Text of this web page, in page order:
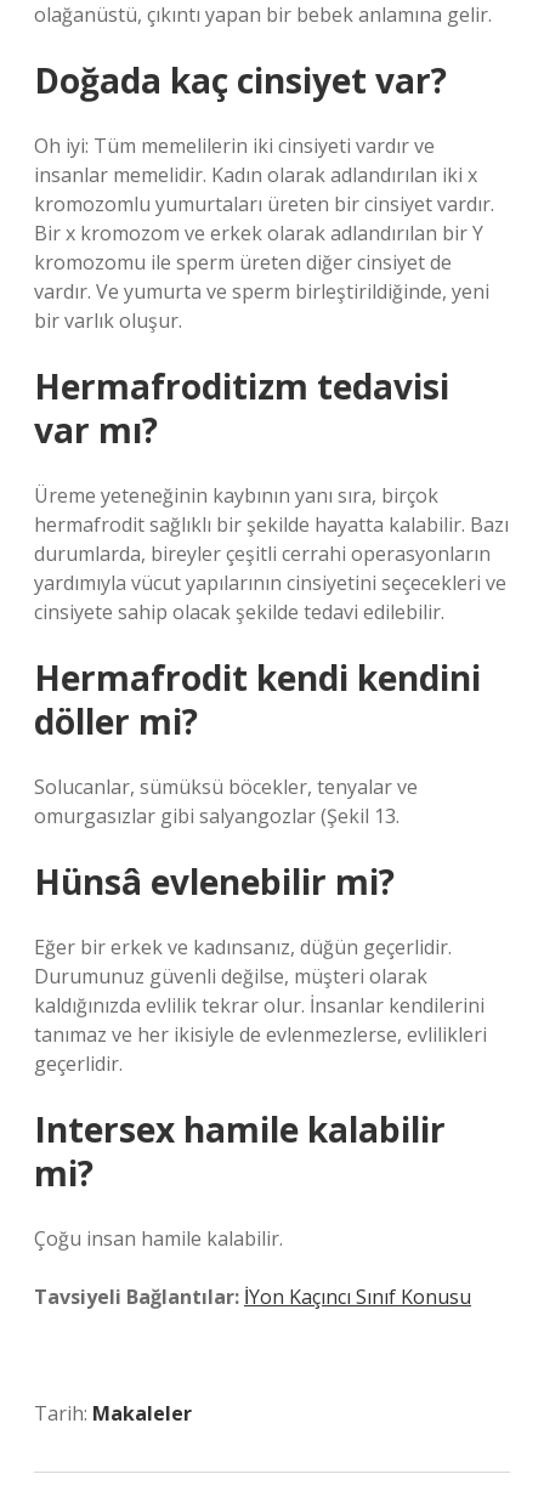
olağanüstü, çıkıntı yapan bir bebek anlamına gelir.
Doğada kaç cinsiyet var?
Oh iyi: Tüm memelilerin iki cinsiyeti vardır ve
insanlar memelidir. Kadın olarak adlandırılan iki x
kromozomlu yumurtaları üreten bir cinsiyet vardır.
Bir x kromozom ve erkek olarak adlandırılan bir Y
kromozomu ile sperm üreten diğer cinsiyet de
vardır. Ve yumurta ve sperm birleştirildiğinde, yeni
bir varlık oluşur.
Hermafroditizm tedavisi
var mı?
Üreme yeteneğinin kaybının yanı sıra, birçok
hermafrodit sağlıklı bir şekilde hayatta kalabilir. Bazı
durumlarda, bireyler çeşitli cerrahi operasyonların
yardımıyla vücut yapılarının cinsiyetini seçecekleri ve
cinsiyete sahip olacak şekilde tedavi edilebilir.
Hermafrodit kendi kendini
döller mi?
Solucanlar, sümüksü böcekler, tenyalar ve
omurgasızlar gibi salyangozlar (Şekil 13.
Hünsâ evlenebilir mi?
Eğer bir erkek ve kadınsanız, düğün geçerlidir.
Durumunuz güvenli değilse, müşteri olarak
kaldığınızda evlilik tekrar olur. İnsanlar kendilerini
tanımaz ve her ikisiyle de evlenmezlerse, evlilikleri
geçerlidir.
Intersex hamile kalabilir
mi?
Çoğu insan hamile kalabilir.
Tavsiyeli Bağlantılar: İYon Kaçıncı Sınıf Konusu
Tarih: Makaleler